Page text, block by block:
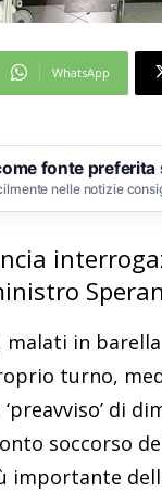
WhatsApp
fonte preferita
nelle notizie
malati in
turno,
di
soccorso
importante